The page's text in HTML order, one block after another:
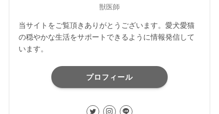
獣医師
当サイトをご覧頂きありがとうございます。愛犬愛猫
の穏やかな生活をサポートできるように情報発信して
います。
プロフィール